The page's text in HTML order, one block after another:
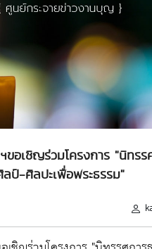
อเชิญร่วมโครงการ "นิทรร
ลป์-ศิลปะเพื่อพระธรรม"